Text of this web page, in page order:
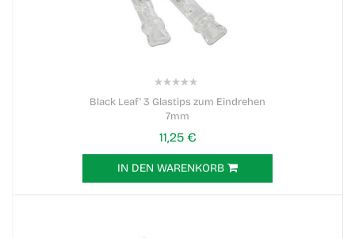
Black Leaf' 3 Glastips zum Eindrehen
7mm
11,25 €
IN DEN WARENKORB